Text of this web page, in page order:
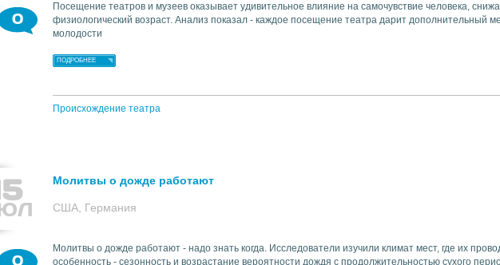
0
Посещение театров и музеев оказывает удивительное влияние на самочувствие человека,
физиологический возраст. Анализ показал - каждое посещение театра дарит дополнительный
молодости
ПОДРОБНЕЕ
Происхождение театра
Молитвы о дожде работают
США, Германия
0
Молитвы о дожде работают - надо знать когда. Исследователи изучили климат мест, где их
особенность - сезонность и возрастание вероятности дождя с продолжительностью сухого